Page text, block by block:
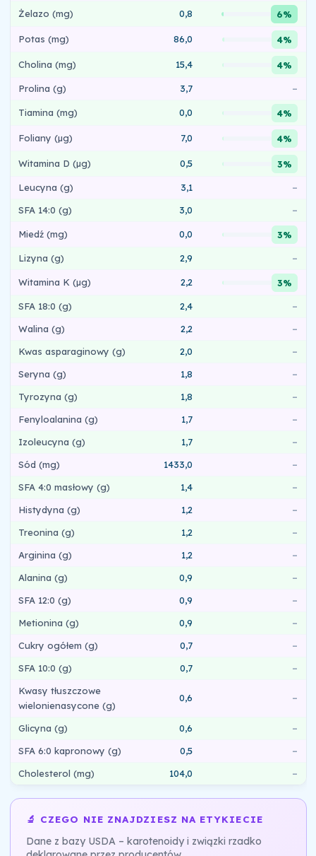
Żelazo (mg) 0,8 6%
Potas (mg) 86,0 4%
Cholina (mg) 15,4 4%
Prolina (g) 3,7 –
Tiamina (mg) 0,0 4%
Foliany (µg) 7,0 4%
Witamina D (µg) 0,5 3%
Leucyna (g) 3,1
–
SFA 14:0 (g)
3,0 –
Miedź (mg) 0,0 3%
Lizyna (g) 2,9 –
Witamina K (µg) 2,2 3%
SFA 18:0 (g) 2,4
–
Walina (g)
2,2
–
Kwas asparaginowy (g)
2,0
–
Seryna (g)
1,8
–
Tyrozyna (g)
1,8
–
Fenyloalanina (g)
1,7
–
Izoleucyna (g)
1,7
–
Sód (mg)
1433,0
–
SFA 4:0 masłowy (g)
1,4
–
Histydyna (g)
1,2
–
Treonina (g)
1,2
–
Arginina (g)
1,2
–
Alanina (g)
0,9
–
SFA 12:0 (g)
0,9
–
Metionina (g)
0,9
–
Cukry ogółem (g)
0,7
–
SFA 10:0 (g)
0,7
–
Kwasy tłuszczowe
wielonienasycone (g)
0,6 –
Glicyna (g) 0,6
–
SFA 6:0 kapronowy (g)
0,5
–
Cholesterol (mg)
104,0 –
🔬 CZEGO NIE ZNAJDZIESZ NA ETYKIECIE
Dane z bazy USDA – karotenoidy i związki rzadko